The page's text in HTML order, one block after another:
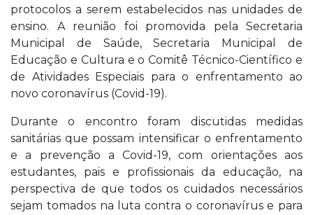
protocolos a serem estabelecidos nas unidades de
ensino. A reunião foi promovida pela Secretaria
Municipal de Saúde, Secretaria Municipal de
Educação e Cultura e o Comitê Técnico-Científico e
de Atividades Especiais para o enfrentamento ao
novo coronavírus (Covid-19).
Durante o encontro foram discutidas medidas
sanitárias que possam intensificar o enfrentamento
e a prevenção a Covid-19, com orientações aos
estudantes, pais e profissionais da educação, na
perspectiva de que todos os cuidados necessários
sejam tomados na luta contra o coronavírus e para